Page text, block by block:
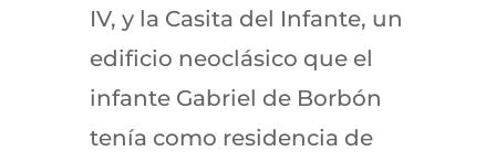
IV, y la Casita del Infante, un
edificio neoclásico que el
infante Gabriel de Borbón
tenía como residencia de